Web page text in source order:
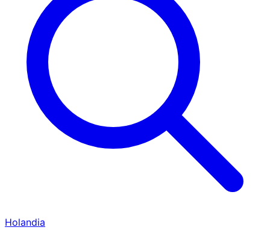
Holandia